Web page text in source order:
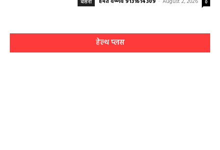
बसना 0
हेल्थ प्लस